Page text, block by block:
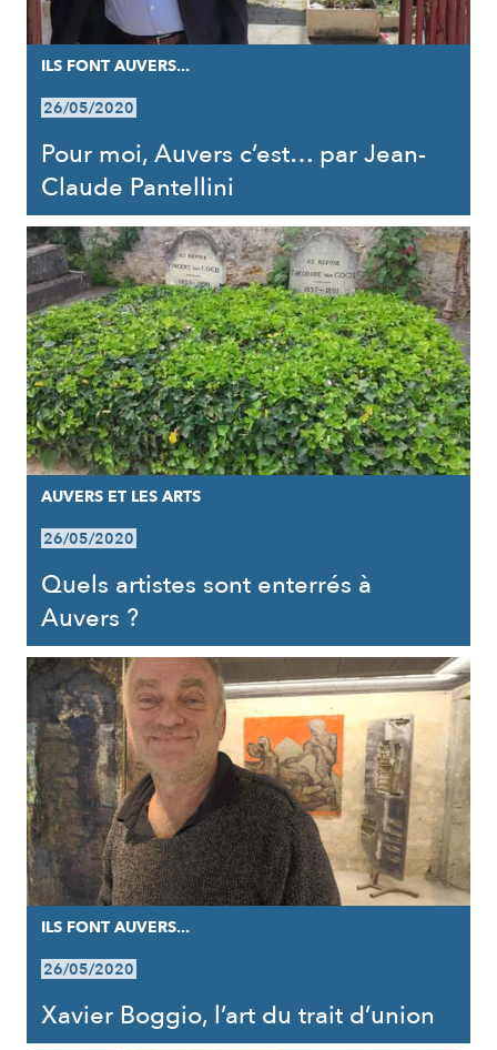
ILS FONT AUVERS...
26/05/2020
Pour moi, Auvers c’est… par Jean-
Claude Pantellini
AUVERS ET LES ARTS
26/05/2020
Quels artistes sont enterrés à
Auvers ?
ILS FONT AUVERS...
26/05/2020
Xavier Boggio, l’art du trait d’union